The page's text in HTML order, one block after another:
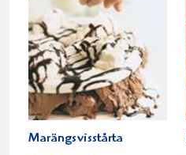
Marängsvisstårta